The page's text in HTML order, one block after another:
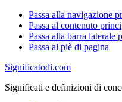
Passa alla navigazione
Passa al contenuto
Passa alla barra laterale
Passa al piè di pagina
Significatodi.com
Significati e definizioni di